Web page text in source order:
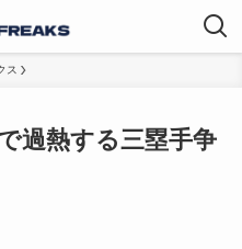
ス
過熱する三塁手争